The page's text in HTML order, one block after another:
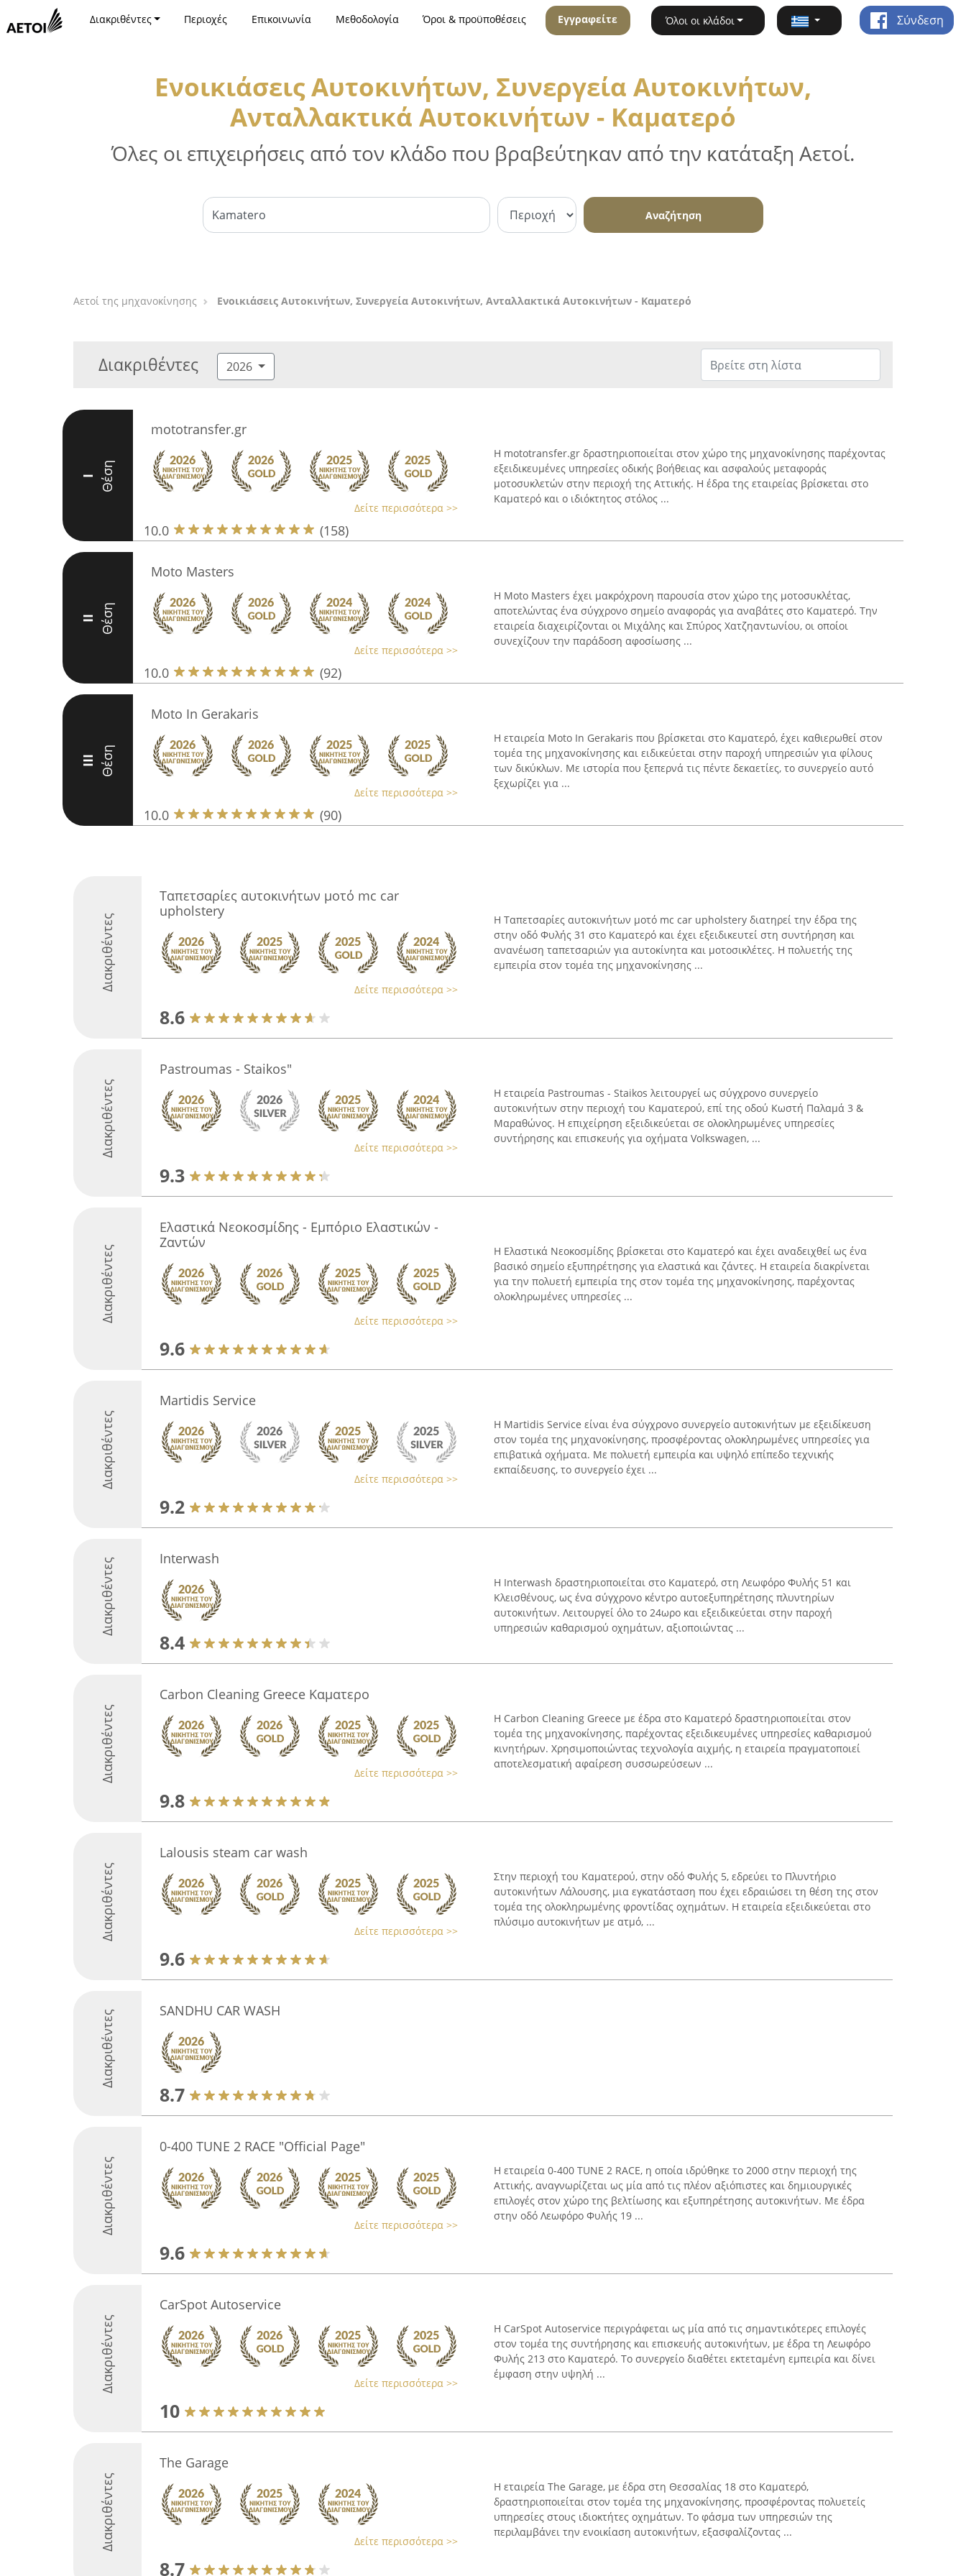
Διακριθέντες Περιοχές Επικοινωνία Μεθοδολογία Όροι & προϋποθέσεις Εγγραφείτε Όλοι οι κλάδοι Σύνδεση
Ενοικιάσεις Αυτοκινήτων, Συνεργεία Αυτοκινήτων,
Ανταλλακτικά Αυτοκινήτων - Καματερό
Όλες οι επιχειρήσεις από τον κλάδο που βραβεύτηκαν από την κατάταξη Αετοί.
Αναζήτηση
Αετοί της μηχανοκίνησης Ενοικιάσεις Αυτοκινήτων, Συνεργεία Αυτοκινήτων, Ανταλλακτικά Αυτοκινήτων - Καματερό
Διακριθέντες 2026
I Θέση
mototransfer.gr
Δείτε περισσότερα >>
10.0 (158)
Η mototransfer.gr δραστηριοποιείται στον χώρο της μηχανοκίνησης παρέχοντας
εξειδικευμένες υπηρεσίες οδικής βοήθειας και ασφαλούς μεταφοράς
μοτοσυκλετών στην περιοχή της Αττικής. Η έδρα της εταιρείας βρίσκεται στο
Καματερό και ο ιδιόκτητος στόλος ...
II Θέση
Moto Masters
Δείτε περισσότερα >>
10.0 (92)
Η Moto Masters έχει μακρόχρονη παρουσία στον χώρο της μοτοσυκλέτας,
αποτελώντας ένα σύγχρονο σημείο αναφοράς για αναβάτες στο Καματερό. Την
εταιρεία διαχειρίζονται οι Μιχάλης και Σπύρος Χατζηαντωνίου, οι οποίοι
συνεχίζουν την παράδοση αφοσίωσης ...
III Θέση
Moto In Gerakaris
Δείτε περισσότερα >>
10.0 (90)
Η εταιρεία Moto In Gerakaris που βρίσκεται στο Καματερό, έχει καθιερωθεί στον
τομέα της μηχανοκίνησης και ειδικεύεται στην παροχή υπηρεσιών για φίλους
των δικύκλων. Με ιστορία που ξεπερνά τις πέντε δεκαετίες, το συνεργείο αυτό
ξεχωρίζει για ...
Διακριθέντες
Ταπετσαρίες αυτοκινήτων μοτό mc car
upholstery
Δείτε περισσότερα >>
8.6
Η Ταπετσαρίες αυτοκινήτων μοτό mc car upholstery διατηρεί την έδρα της
στην οδό Φυλής 31 στο Καματερό και έχει εξειδικευτεί στη συντήρηση και
ανανέωση ταπετσαριών για αυτοκίνητα και μοτοσικλέτες. Η πολυετής της
εμπειρία στον τομέα της μηχανοκίνησης ...
Διακριθέντες
Pastroumas - Staikos"
Δείτε περισσότερα >>
9.3
Η εταιρεία Pastroumas - Staikos λειτουργεί ως σύγχρονο συνεργείο
αυτοκινήτων στην περιοχή του Καματερού, επί της οδού Κωστή Παλαμά 3 &
Μαραθώνος. Η επιχείρηση εξειδικεύεται σε ολοκληρωμένες υπηρεσίες
συντήρησης και επισκευής για οχήματα Volkswagen, ...
Διακριθέντες
Ελαστικά Νεοκοσμίδης - Εμπόριο Ελαστικών -
Ζαντών
Δείτε περισσότερα >>
9.6
Η Ελαστικά Νεοκοσμίδης βρίσκεται στο Καματερό και έχει αναδειχθεί ως ένα
βασικό σημείο εξυπηρέτησης για ελαστικά και ζάντες. Η εταιρεία διακρίνεται
για την πολυετή εμπειρία της στον τομέα της μηχανοκίνησης, παρέχοντας
ολοκληρωμένες υπηρεσίες ...
Διακριθέντες
Martidis Service
Δείτε περισσότερα >>
9.2
Η Martidis Service είναι ένα σύγχρονο συνεργείο αυτοκινήτων με εξειδίκευση
στον τομέα της μηχανοκίνησης, προσφέροντας ολοκληρωμένες υπηρεσίες για
επιβατικά οχήματα. Με πολυετή εμπειρία και υψηλό επίπεδο τεχνικής
εκπαίδευσης, το συνεργείο έχει ...
Διακριθέντες Interwash
8.4
Η Interwash δραστηριοποιείται στο Καματερό, στη Λεωφόρο Φυλής 51 και
Κλεισθένους, ως ένα σύγχρονο κέντρο αυτοεξυπηρέτησης πλυντηρίων
αυτοκινήτων. Λειτουργεί όλο το 24ωρο και εξειδικεύεται στην παροχή
υπηρεσιών καθαρισμού οχημάτων, αξιοποιώντας ...
Διακριθέντες
Carbon Cleaning Greece Καματερο
Δείτε περισσότερα >>
9.8
Η Carbon Cleaning Greece με έδρα στο Καματερό δραστηριοποιείται στον
τομέα της μηχανοκίνησης, παρέχοντας εξειδικευμένες υπηρεσίες καθαρισμού
κινητήρων. Χρησιμοποιώντας τεχνολογία αιχμής, η εταιρεία πραγματοποιεί
αποτελεσματική αφαίρεση συσσωρεύσεων ...
Διακριθέντες
Lalousis steam car wash
Δείτε περισσότερα >>
9.6
Στην περιοχή του Καματερού, στην οδό Φυλής 5, εδρεύει το Πλυντήριο
αυτοκινήτων Λάλουσης, μια εγκατάσταση που έχει εδραιώσει τη θέση της στον
τομέα της ολοκληρωμένης φροντίδας οχημάτων. Η εταιρεία εξειδικεύεται στο
πλύσιμο αυτοκινήτων με ατμό, ...
Διακριθέντες SANDHU CAR WASH
8.7
Διακριθέντες
0-400 TUNE 2 RACE "Official Page"
Δείτε περισσότερα >>
9.6
Η εταιρεία 0-400 TUNE 2 RACE, η οποία ιδρύθηκε το 2000 στην περιοχή της
Αττικής, αναγνωρίζεται ως μία από τις πλέον αξιόπιστες και δημιουργικές
επιλογές στον χώρο της βελτίωσης και εξυπηρέτησης αυτοκινήτων. Με έδρα
στην οδό Λεωφόρο Φυλής 19 ...
Διακριθέντες
CarSpot Autoservice
Δείτε περισσότερα >>
10
Η CarSpot Autoservice περιγράφεται ως μία από τις σημαντικότερες επιλογές
στον τομέα της συντήρησης και επισκευής αυτοκινήτων, με έδρα τη Λεωφόρο
Φυλής 213 στο Καματερό. Το συνεργείο διαθέτει εκτεταμένη εμπειρία και δίνει
έμφαση στην υψηλή ...
Διακριθέντες
The Garage
Δείτε περισσότερα >>
8.7
Η εταιρεία The Garage, με έδρα στη Θεσσαλίας 18 στο Καματερό,
δραστηριοποιείται στον τομέα της μηχανοκίνησης, προσφέροντας πολυετείς
υπηρεσίες στους ιδιοκτήτες οχημάτων. Το φάσμα των υπηρεσιών της
περιλαμβάνει την ενοικίαση αυτοκινήτων, εξασφαλίζοντας ...